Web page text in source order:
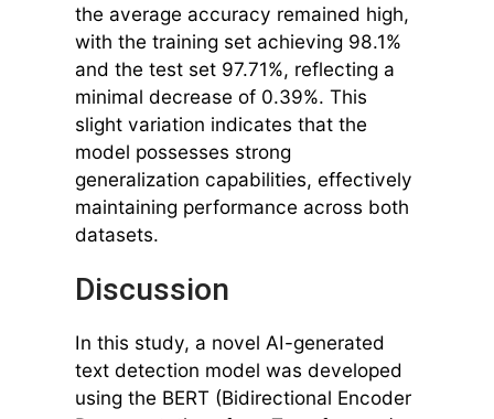
the average accuracy remained high,
with the training set achieving 98.1%
and the test set 97.71%, reflecting a
minimal decrease of 0.39%. This
slight variation indicates that the
model possesses strong
generalization capabilities, effectively
maintaining performance across both
datasets.
Discussion
In this study, a novel AI-generated
text detection model was developed
using the BERT (Bidirectional Encoder